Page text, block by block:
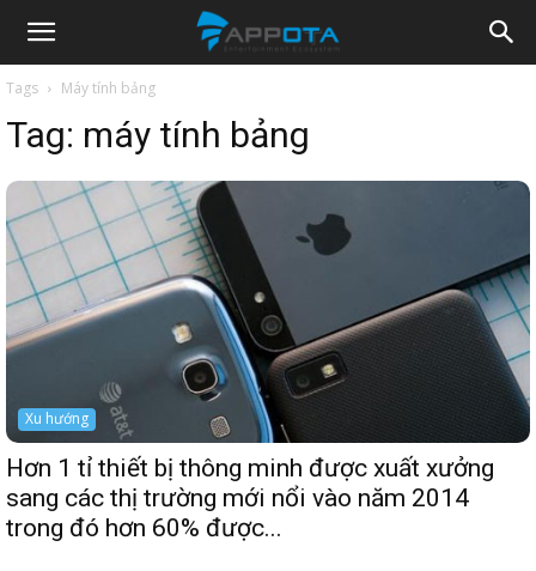
Appota
News
Tags Máy tính bảng
Tag: máy tính bảng
Xu hướng
Hơn 1 tỉ thiết bị thông minh được xuất xưởng
sang các thị trường mới nổi vào năm 2014
trong đó hơn 60% được...